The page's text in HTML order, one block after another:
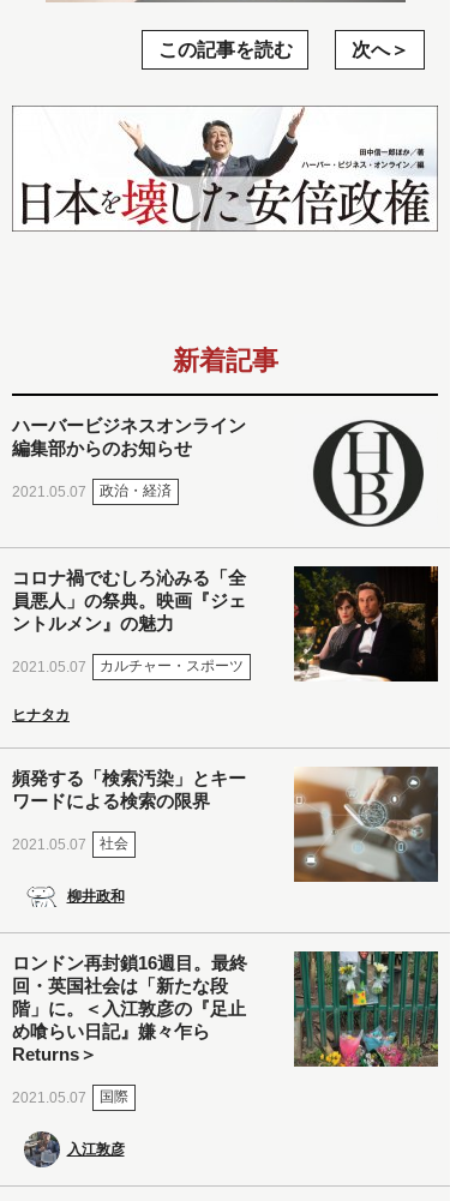
この記事を読む 次へ
新着記事
ハーバービジネスオンライン
編集部からのお知らせ
2021.05.07 政治・経済
コロナ禍でむしろ沁みる「全
員悪人」の祭典。映画『ジェ
ントルメン』の魅力
2021.05.07 カルチャー・スポーツ
ヒナタカ
頻発する「検索汚染」とキー
ワードによる検索の限界
2021.05.07 社会
柳井政和
ロンドン再封鎖16週目。最終
回・英国社会は「新たな段
階」に。＜入江敦彦の『足止
め喰らい日記』嫌々乍ら
Returns＞
2021.05.07 国際
入江敦彦